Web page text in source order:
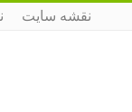
نقشه سایت